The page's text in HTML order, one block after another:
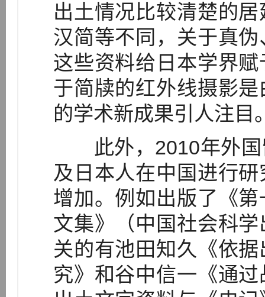
出土情况比较清楚的
汉简等不同，关于真
这些资料给日本学界
于简牍的红外线摄影
的学术新成果引人注目
此外，2010年外国
及日本人在中国进行
增加。例如出版了《
文集》（中国社会科
关的有池田知久《依
究》和谷中信一《通